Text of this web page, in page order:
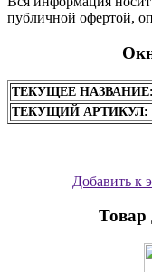
публичной офертой,
ТЕКУЩЕЕ НАЗВАНИЕ:
ТЕКУЩИЙ АРТИКУЛ:
Добавить к
Товар